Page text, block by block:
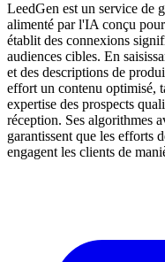
LeedGen est un service de
alimenté par l'IA conçu
établit des connexions
audiences cibles. En
et des descriptions de
effort un contenu optimisé,
expertise des prospects
réception. Ses algorithmes
garantissent que les efforts
engagent les clients de